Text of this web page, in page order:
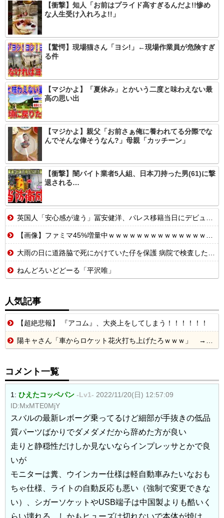
【衝撃】知人「お前はプライド高すぎるんだよ!!惨め
な人生受け入れろよ!!」
【驚愕】現場猫さん「ヨシ!」←現場作業員が危険すぎ
る件
【マジかよ】「夏休み」とかいう二度と味わえない最
高の思い出
【マジかよ】親父「お前さぁ俺に養われてる分際でな
んでそんな偉そうなん?」母親「カッチーン」
【衝撃】闇バイト業者5人組、日本刀持った男(61)に撃
退される…
英国人「安心感が違う」冨安健洋、パレス移籍当日にデビュー！圧巻3連続ブロックも披露で現地サポが気づく..【海外の反応】
【画像】ファミマ45%増量中ｗｗｗｗｗｗｗｗｗｗｗｗｗｗｗｗｗｗｗｗｗｗ
大雨の日に道路脇で死にかけていた仔を保護 病院で検査したらコクシジウムが……orz【再】
ねんどろいどどーる「平沢唯」
人気記事
【超絶悲報】 『アコム』、大炎上をしてしまう！！！！！！
陽キャさん「車からロケット花火打ち上げたろｗｗｗ」 → サンルーフが閉まっていて無事車内に発射
コメント一覧
1: ひえたコッペパン -Lv1- 2022/11/20(日) 12:57:09
ID:MxMTE0MjY
スバルの最新レボーグ乗ってるけど細部が手抜きの低品
質パーツばかりでダメダメだから辞めた方が良い
走りと静穏性だけしか見ないならインプレッサとかで良
いが
モニターは糞、ウインカー仕様は軽自動車みたいなおも
ちゃ仕様、ライトの自動反応も悪い（強制で変更できな
い）、シガーソケットやUSB端子は中国製よりも酷いく
らい壊れる。しかもヒューズは切れないで本体が焼け